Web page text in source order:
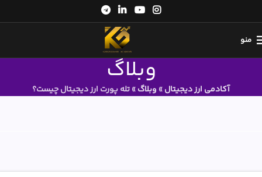
منو
وبلاگ
آکادمی ارز دیجیتال» وبلاگ»تله پورت ارز دیجیتال چیست؟